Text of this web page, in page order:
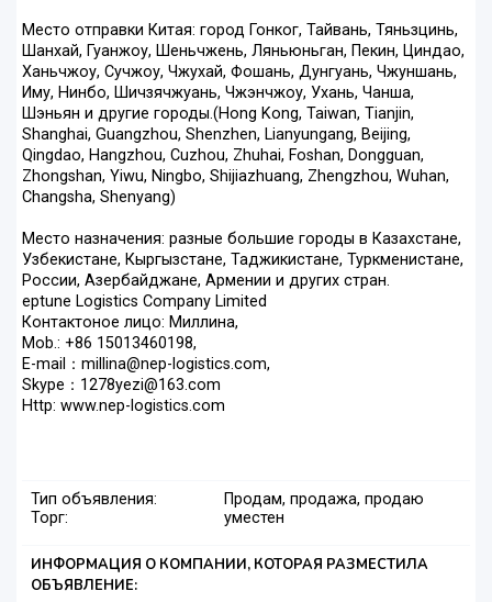
Место отправки Китая: город Гонког, Тайвань, Тяньзцинь,
Шанхай, Гуанжоу, Шеньчжень, Ляньюньган, Пекин, Циндао,
Ханьчжоу, Сучжоу, Чжухай, Фошань, Дунгуань, Чжуншань,
Иму, Нинбо, Шичзячжуань, Чжэнчжоу, Ухань, Чанша,
Шэньян и другие городы.(Hong Kong, Taiwan, Tianjin,
Shanghai, Guangzhou, Shenzhen, Lianyungang, Beijing,
Qingdao, Hangzhou, Cuzhou, Zhuhai, Foshan, Dongguan,
Zhongshan, Yiwu, Ningbo, Shijiazhuang, Zhengzhou, Wuhan,
Changsha, Shenyang)
Место назначения: разные большие городы в Казахстане,
Узбекистане, Кыргызстане, Таджикистане, Туркменистане,
России, Азербайджане, Армении и других стран.
eptune Logistics Company Limited
Контактоное лицо: Миллина,
Mob.: +86 15013460198,
E-mail：millina@nep-logistics.com,
Skype：1278yezi@163.com
Http: www.nep-logistics.com
Тип объявления:
Продам, продажа, продаю
Торг:
уместен
ИНФОРМАЦИЯ О КОМПАНИИ, КОТОРАЯ РАЗМЕСТИЛА
ОБЪЯВЛЕНИЕ: